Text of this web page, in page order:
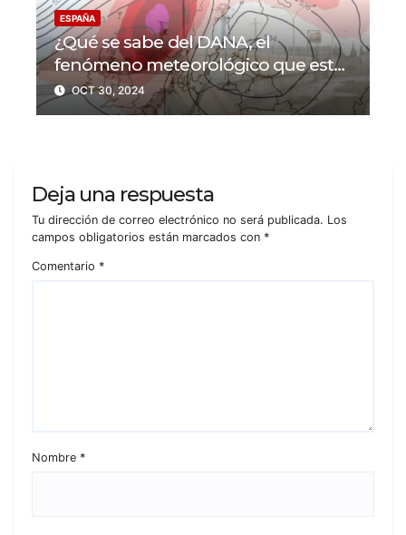
ESPAÑA
¿Qué se sabe del DANA, el
fenómeno meteorológico que está
azotando a España?
OCT 30, 2024
Deja una respuesta
Tu dirección de correo electrónico no será publicada. Los
campos obligatorios están marcados con *
Comentario *
Nombre *